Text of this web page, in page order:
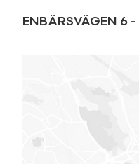
ENBÄRSVÄGEN 6 -